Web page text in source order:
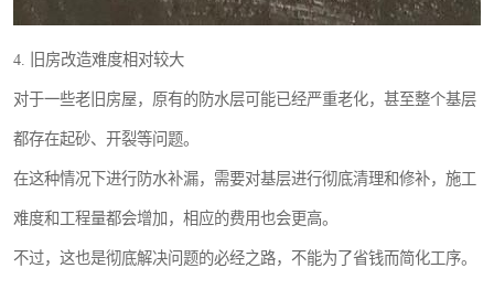
4. 旧房改造难度相对较大
对于一些老旧房屋，原有的防水层可能已经严重老化，甚至整个基层
都存在起砂、开裂等问题。
在这种情况下进行防水补漏，需要对基层进行彻底清理和修补，施工
难度和工程量都会增加，相应的费用也会更高。
不过，这也是彻底解决问题的必经之路，不能为了省钱而简化工序。